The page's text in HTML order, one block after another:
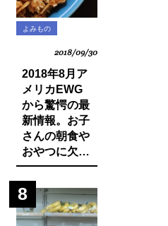
よみもの
2018/09/30
2018年8月ア
メリカEWG
から驚愕の最
新情報。お子
さんの朝食や
おやつに欠か
せないシリア
ルから大量の
発がん性物質
グリホサート
8